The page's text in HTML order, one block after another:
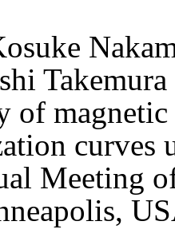
Takemura
of
curves
Meeting